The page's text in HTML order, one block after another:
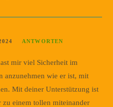
ANTWORTEN
mir viel Sicherheit im
anzunehmen wie er ist, mit
Mit deiner Unterstützung ist
zu einem tollen miteinander